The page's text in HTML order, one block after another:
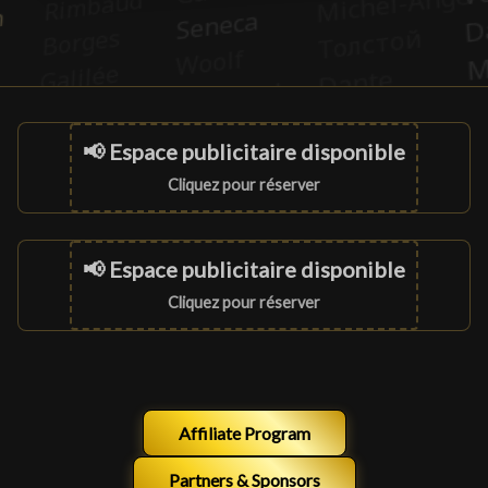
📢 Espace publicitaire disponible
Cliquez pour réserver
📢 Espace publicitaire disponible
Cliquez pour réserver
Affiliate Program
Partners & Sponsors